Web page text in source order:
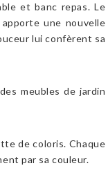
et banc repas. Le
une nouvelle
lui confèrent sa
meubles de jardin
de coloris. Chaque
par sa couleur.